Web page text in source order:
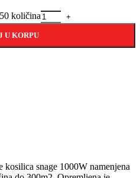
količina
U KORPU
snage 1000W namenjena